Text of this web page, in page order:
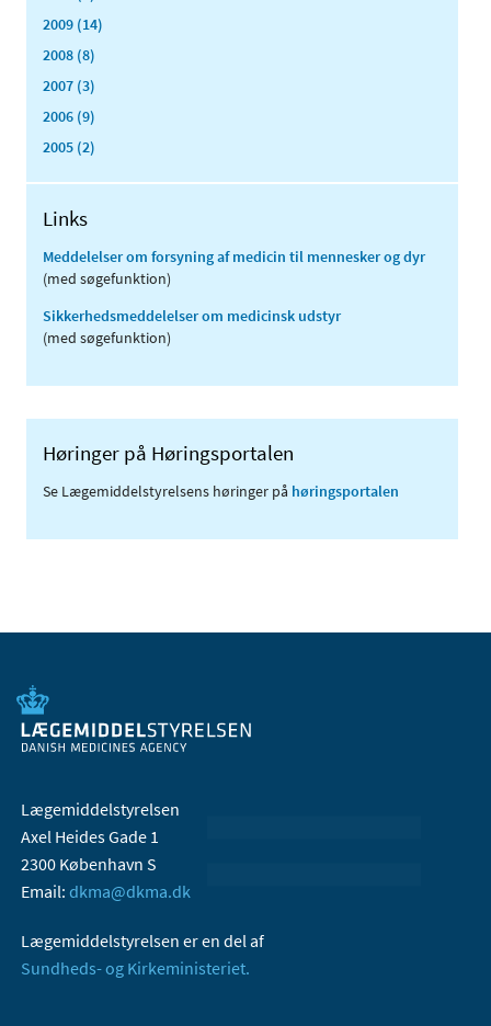
2009 (14)
2008 (8)
2007 (3)
2006 (9)
2005 (2)
Links
Meddelelser om forsyning af medicin til mennesker og dyr
(med søgefunktion)
Sikkerhedsmeddelelser om medicinsk udstyr
(med søgefunktion)
Høringer på Høringsportalen
Se Lægemiddelstyrelsens høringer på høringsportalen
Lægemiddelstyrelsen
Axel Heides Gade 1
2300 København S
Email: dkma@dkma.dk
Lægemiddelstyrelsen er en del af
Sundheds- og Kirkeministeriet.